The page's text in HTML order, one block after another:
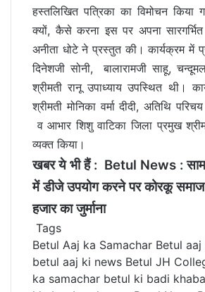
हस्तलिखित पत्रिका का विमोचन किया
क्यों, कैसे करना इस पर अपना सारगर्भित
अनीता धोटे ने प्रस्तुत की। कार्यक्रम में
दिनेशजी सोनी, बालारामजी साहू,
श्रीमती रानू उपाध्याय उपस्थित थी।
श्रीमती मोनिका वर्मा दीदी, अतिथि
व आभार शिशु वाटिका जिला प्रमुख
व्यक्त किया।
खबर ये भी हैं : Betul News :
में डीजे उपयोग करने पर कोरकू
हजार का जुर्माना
Tags
Betul Aaj ka Samachar Betul
betul aaj ki news Betul JH
ka samachar betul ki badi